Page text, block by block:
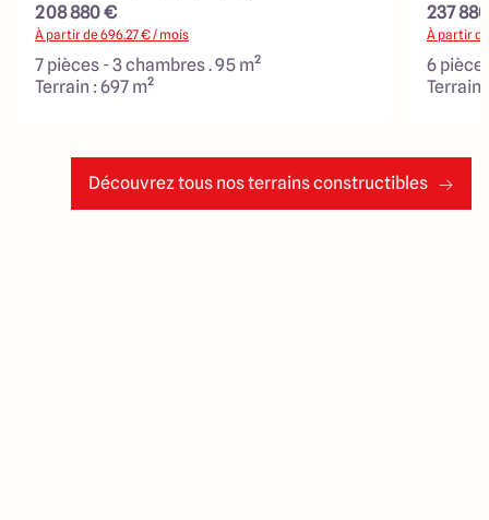
208 880 €
À partir de696.27€ / mois
7 pièces - 3 chambres . 95 m²
Terrain : 697 m²
237
À partir
6
Terrain
Découvrez tous nos terrains constructibles